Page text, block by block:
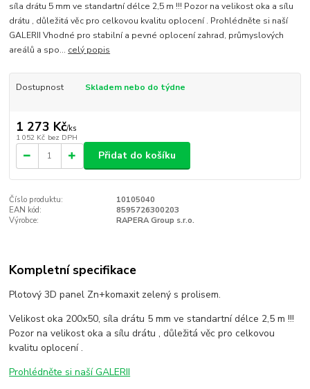
síla drátu 5 mm ve standartní délce 2,5 m !!! Pozor na velikost oka a sílu
drátu , důležitá věc pro celkovou kvalitu oplocení . Prohlédněte si naší
GALERII Vhodné pro stabilní a pevné oplocení zahrad, průmyslových
areálů a spo... celý popis
Dostupnost Skladem nebo do týdne
1 273 Kč/ks
1 052 Kč bez DPH
Přidat do košíku
Číslo produktu:
10105040
EAN kód:
8595726300203
Výrobce:
RAPERA Group s.r.o.
Kompletní specifikace
Plotový 3D panel Zn+komaxit zelený s prolisem.
Velikost oka 200x50, síla drátu 5 mm ve standartní délce 2,5 m !!!
Pozor na velikost oka a sílu drátu , důležitá věc pro celkovou
kvalitu oplocení .
Prohlédněte si naší GALERII